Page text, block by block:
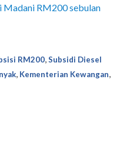
Madani RM200 sebulan
RM200 Subsidi Diesel
Kementerian Kewangan